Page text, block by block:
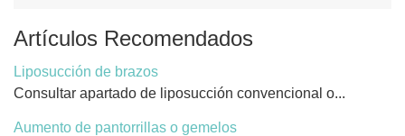
Artículos Recomendados
Liposucción de brazos
Consultar apartado de liposucción convencional o...
Aumento de pantorrillas o gemelos